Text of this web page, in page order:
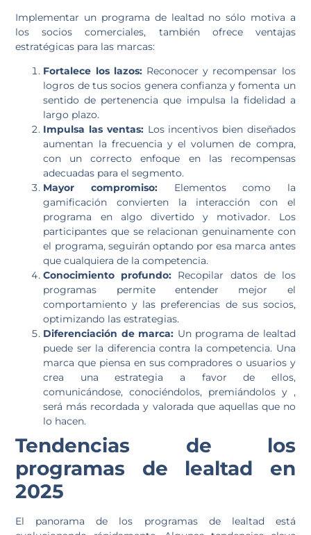
Implementar un programa de lealtad no sólo motiva a
los socios comerciales, también ofrece ventajas
estratégicas para las marcas:
Fortalece los lazos:Reconocer y recompensar los
logros de tus socios genera confianza y fomenta un
sentido de pertenencia que impulsa la fidelidad a
largo plazo.
Impulsa las ventas:Los incentivos bien diseñados
aumentan la frecuencia y el volumen de compra,
con un correcto enfoque en las recompensas
adecuadas para el segmento.
Mayor compromiso:Elementos como la
gamificación convierten la interacción con el
programa en algo divertido y motivador. Los
participantes que se relacionan genuinamente con
el programa, seguirán optando por esa marca antes
que cualquiera de la competencia.
Conocimiento profundo: Recopilar datos de los
programas permite entender mejor el
comportamiento y las preferencias de sus socios,
optimizando las estrategias.
Diferenciación de marca: Un programa de lealtad
puede ser la diferencia contra la competencia. Una
marca que piensa en sus compradores o usuarios y
crea una estrategia a favor de ellos,
comunicándose, conociéndolos, premiándolos y ,
será más recordada y valorada que aquellas que no
lo hacen.
Tendencias de los
programas de lealtad en
2025
El panorama de los programas de lealtad está